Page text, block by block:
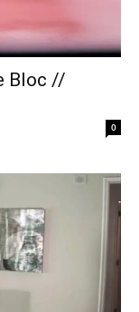
Bloc //
0